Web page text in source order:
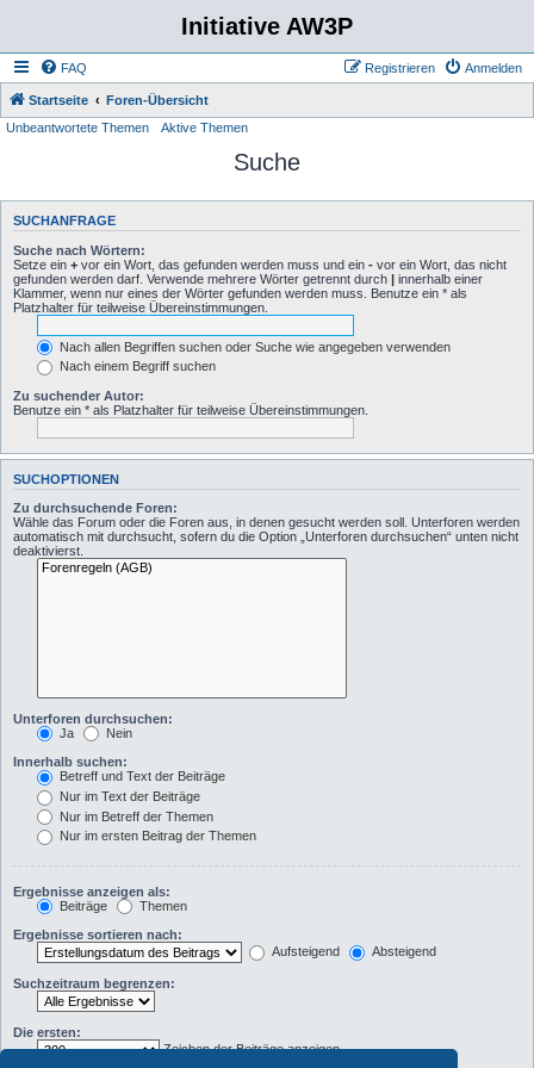
Initiative AW3P
FAQ Anmelden
Registrieren
Startseite
Foren-Übersicht
Unbeantwortete Themen
Aktive Themen
Suche
SUCHANFRAGE
Suche nach Wörtern:
Setze ein + vor ein Wort, das gefunden werden muss und ein - vor ein Wort, das nicht
gefunden werden darf. Verwende mehrere Wörter getrennt durch | innerhalb einer
Klammer, wenn nur eines der Wörter gefunden werden muss. Benutze ein * als
Platzhalter für teilweise Übereinstimmungen.
Nach allen Begriffen suchen oder Suche wie angegeben verwenden
Nach einem Begriff suchen
Zu suchender Autor:
Benutze ein * als Platzhalter für teilweise Übereinstimmungen.
SUCHOPTIONEN
Zu durchsuchende Foren:
Wähle das Forum oder die Foren aus, in denen gesucht werden soll. Unterforen werden
automatisch mit durchsucht, sofern du die Option „Unterforen durchsuchen“ unten nicht
deaktivierst.
Unterforen durchsuchen:
Ja
Nein
Innerhalb suchen:
Betreff und Text der Beiträge
Nur im Text der Beiträge
Nur im Betreff der Themen
Nur im ersten Beitrag der Themen
Ergebnisse anzeigen als:
Beiträge
Themen
Ergebnisse sortieren nach:
Aufsteigend
Absteigend
Suchzeitraum begrenzen:
Die ersten:
Zeichen der Beiträge anzeigen